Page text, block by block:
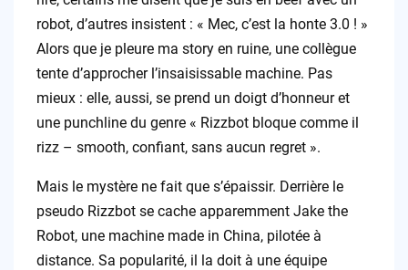
robot, d’autres insistent : « Mec, c’est la honte 3.0 ! »
Alors que je pleure ma story en ruine, une collègue
tente d’approcher l’insaisissable machine. Pas
mieux : elle, aussi, se prend un doigt d’honneur et
une punchline du genre « Rizzbot bloque comme il
rizz – smooth, confiant, sans aucun regret ».
Mais le mystère ne fait que s’épaissir. Derrière le
pseudo Rizzbot se cache apparemment Jake the
Robot, une machine made in China, pilotée à
distance. Sa popularité, il la doit à une équipe